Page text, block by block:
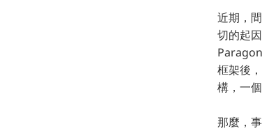
近期，
切的起
框架後
構，一
那麼，